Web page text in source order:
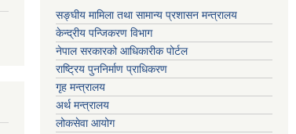
सङ्घीय मामिला तथा सामान्य प्रशासन मन्त्रालय
केन्द्रीय पन्जिकरण विभाग
नेपाल सरकारको आधिकारीक पोर्टल
राष्ट्रिय पुननिर्माण प्राधिकरण
गृह मन्त्रालय
अर्थ मन्त्रालय
लोकसेवा आयोग